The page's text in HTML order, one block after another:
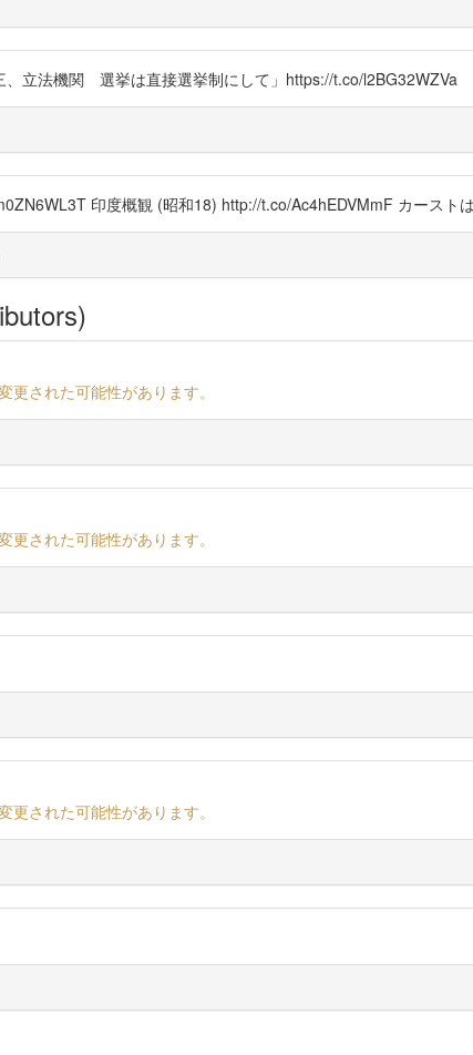
立法機関 選挙は直接選挙制にして」https://t.co/l2BG32WZVa
印度概観 (昭和18) http://t.co/Ac4hEDVMmF カースト
された可能性があります。
された可能性があります。
された可能性があります。